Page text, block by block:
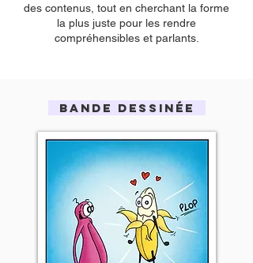
des contenus, tout en cherchant la forme
la plus juste pour les rendre
compréhensibles et parlants.
BANDE DESSINÉE